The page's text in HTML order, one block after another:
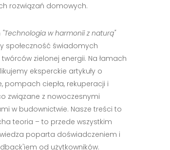
rozwiązań domowych.
"Technologia w harmonii z naturą"
społeczność świadomych
zielonej energii. Na łamach
eksperckie artykuły o
pompach ciepła, rekuperacji i
związane z nowoczesnymi
w budownictwie. Nasze treści to
teoria – to przede wszystkim
poparta doświadczeniem i
od użytkowników.